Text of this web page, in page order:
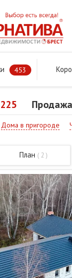
453
Дома в Бресте и
Дома в пригороде
План ( 2 )